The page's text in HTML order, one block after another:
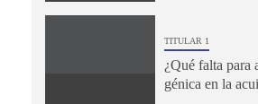
TITULAR 1
¿Qué falta para
génica en la